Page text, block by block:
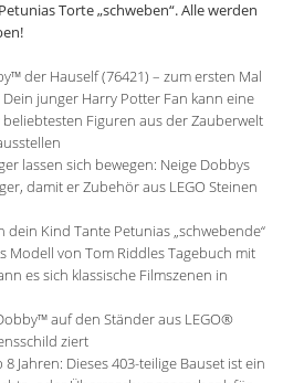
Torte „schweben“. Alle werden
der Hauself (76421) – zum ersten Mal
Dein junger Harry Potter Fan kann eine
Figuren aus der Zauberwelt
lassen sich bewegen: Neige Dobbys
damit er Zubehör aus LEGO Steinen
Kind Tante Petunias „schwebende“
Modell von Tom Riddles Tagebuch mit
es sich klassische Filmszenen in
auf den Ständer aus LEGO®
ziert
Jahren: Dieses 403-teilige Bauset ist ein